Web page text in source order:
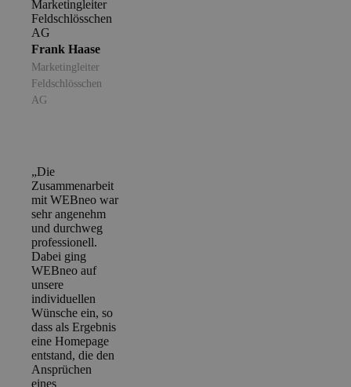
Frank Haase
Marketingleiter
Feldschlösschen
AG
„Die
Zusammenarbeit
mit WEBneo war
sehr angenehm
und durchweg
professionell.
Dabei ging
WEBneo auf
unsere
individuellen
Wünsche ein, so
dass als Ergebnis
eine Homepage
entstand, die den
Ansprüchen
eines